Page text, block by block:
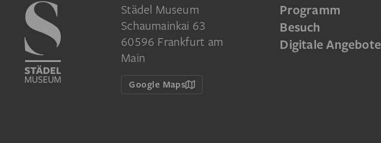
Städel Museum
Schaumainkai 63
60596 Frankfurt am
Main
Google Maps
Programm
Besuch
Digitale Angebote